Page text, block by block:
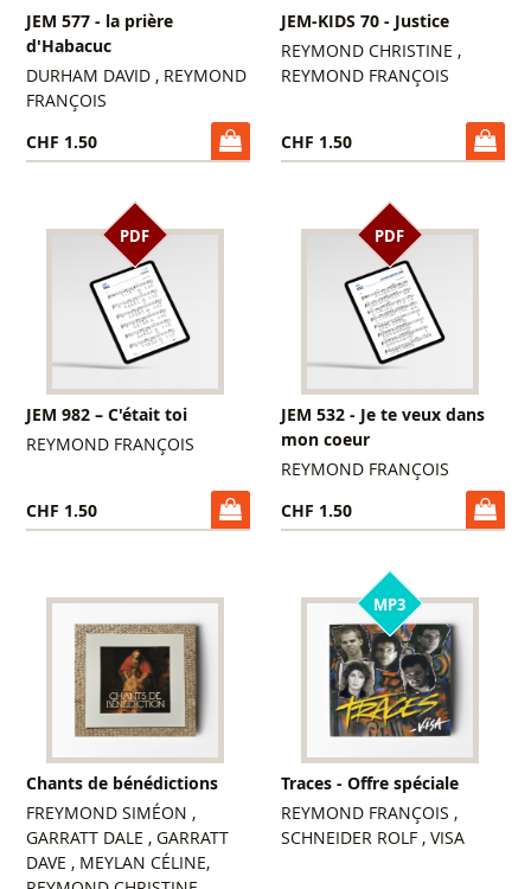
JEM 577 - la prière
d'Habacuc
DURHAM DAVID , REYMOND
FRANÇOIS
CHF 1.50
JEM-KIDS 70 - Justice
REYMOND CHRISTINE ,
REYMOND FRANÇOIS
CHF 1.50
PDF
JEM 982 – C'était toi
REYMOND FRANÇOIS
CHF 1.50
PDF
JEM 532 - Je te veux dans
mon coeur
REYMOND FRANÇOIS
CHF 1.50
Chants de bénédictions
FREYMOND SIMÉON ,
GARRATT DALE , GARRATT
DAVE , MEYLAN CÉLINE,
MP3
Traces - Offre spéciale
REYMOND FRANÇOIS ,
SCHNEIDER ROLF , VISA